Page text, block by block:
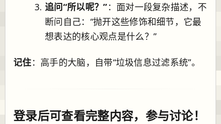
追问“所以呢？”：面对一段复杂描述，不
断问自己：“抛开这些修饰和细节，它最
想表达的核心观点是什么？”
记住：高手的大脑，自带“垃圾信息过滤系统”。
登录后可查看完整内容，参与讨论！